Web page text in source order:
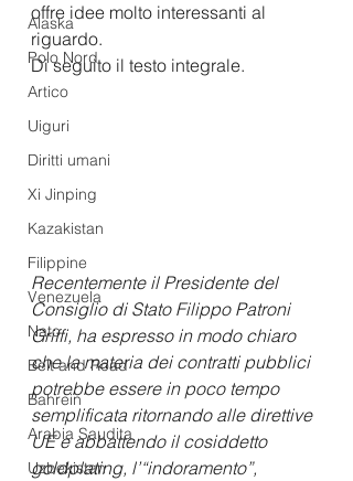
Alaska
Polo Nord
Artico
Uiguri
Diritti umani
Xi Jinping
Kazakistan
Filippine
Venezuela
Nato
Belt and Road
Bahrein
Arabia Saudita
Uzbekistan
offre idee molto interessanti al
riguardo.
Di seguito il testo integrale.
Recentemente il Presidente del
Consiglio di Stato Filippo Patroni
Griffi, ha espresso in modo chiaro
che la materia dei contratti pubblici
potrebbe essere in poco tempo
semplificata ritornando alle direttive
UE e abbattendo il cosiddetto
goldplating, l’“indoramento”,